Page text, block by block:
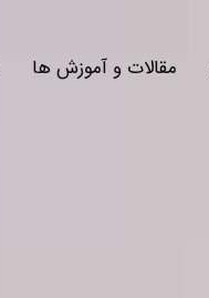
مقالات و آموزش ها